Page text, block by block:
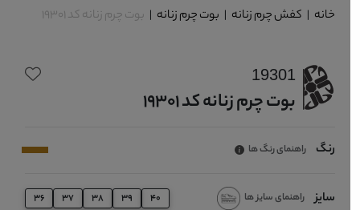
خانه | کفش چرم زنانه| بوت چرم زنانه| بوت چرم زنانه کد 19301
19301
بوت چرم زنانه کد 19301
رنگ راهنمای رنگ ها
سایز راهنمای سایز ها 36 37 38 39